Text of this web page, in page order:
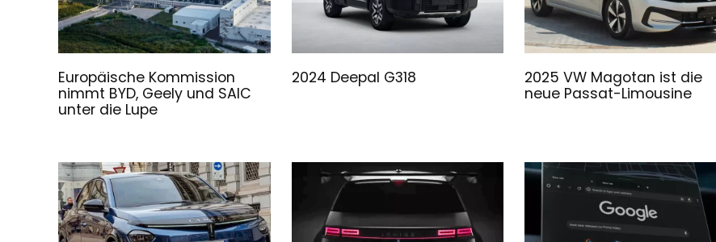
Europäische Kommission
nimmt BYD, Geely und SAIC
unter die Lupe
2024 Deepal G318
2025 VW Magotan ist die
neue Passat-Limousine